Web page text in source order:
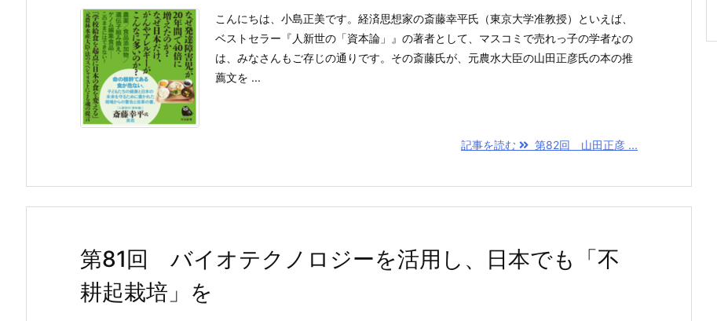
こんにちは、小島正美です。経済思想家の斎藤幸平氏（東京大学准教授）といえば、
ベストセラー『人新世の「資本論」』の著者として、マスコミで売れっ子の学者なの
は、みなさんもご存じの通りです。その斎藤氏が、元農水大臣の山田正彦氏の本の推
薦文を ...
記事を読む 第82回 山田正彦 ...
第81回 バイオテクノロジーを活用し、日本でも「不
耕起栽培」を